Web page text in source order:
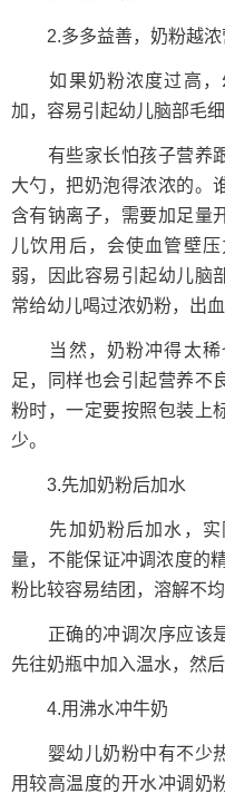
2.多多益善，奶粉越浓
如果奶粉浓度过高，
加，容易引起幼儿脑部毛细
有些家长怕孩子营养跟
大勺，把奶泡得浓浓的。
含有钠离子，需要加足量
儿饮用后，会使血管壁
弱，因此容易引起幼儿脑
常给幼儿喝过浓奶粉，出
当然，奶粉冲得太稀
足，同样也会引起营养不
粉时，一定要按照包装上
少。
3.先加奶粉后加水
先加奶粉后加水，实
量，不能保证冲调浓度的
粉比较容易结团，溶解不
正确的冲调次序应该是
先往奶瓶中加入温水，然
4.用沸水冲牛奶
婴幼儿奶粉中有不少热
用较高温度的开水冲调奶